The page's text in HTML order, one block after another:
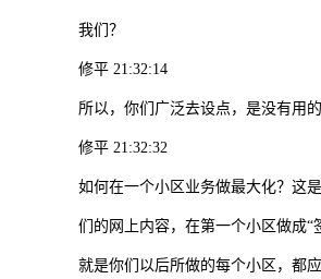
我们？
修平 21:32:14
所以，你们广泛去设点，是没有用
修平 21:32:32
如何在一个小区业务做最大化？这
们的网上内容，在第一个小区做成
就是你们以后所做的每个小区，都